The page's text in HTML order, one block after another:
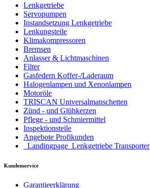
Lenkgetriebe
Servopumpen
Instandsetzung Lenkgetriebe
Lenkungsteile
Klimakompressoren
Bremsen
Anlasser & Lichtmaschinen
Filter
Gasfedern Koffer-/Laderaum
Halogenlampen und Xenonlampen
Motoröle
TRISCAN Universalmanschetten
Zünd - und Glühkerzen
Pflege - und Schmiermittel
Inspektionsteile
Angebote Profikunden
_Landingpage_Lenkgetriebe Transporter
Kundenservice
Garantieerklärung